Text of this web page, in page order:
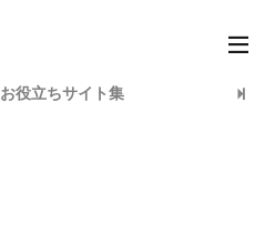
お役立ちサイト集